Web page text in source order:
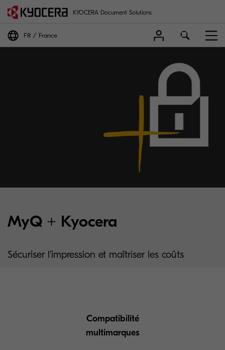
KYOCERA Document Solutions
FR France
MyQ + Kyocera
Sécuriser l'impression et maîtriser les coûts
Compatibilité
multimarques